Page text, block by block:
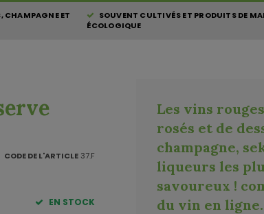
CHAMPAGNE ET
SOUVENT CULTIVÉS ET PRODUITS DE
ÉCOLOGIQUE
CODE DE L'ARTICLE37.F
EN STOCK
Les vins
rosés et de
champagne,
liqueurs les
savoureux !
du vin en ligne.